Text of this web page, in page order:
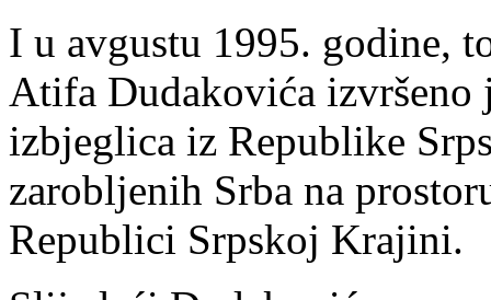
I u avgustu 1995. godine,
Atifa Dudakovića izvršeno
izbjeglica iz Republike
zarobljenih Srba na
Republici Srpskoj Krajini.